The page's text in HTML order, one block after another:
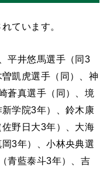
ています。
平井悠馬選手（同3
凱虎選手（同）、神
蒼真選手（同）、境
学院3年）、鈴木康
野日大3年）、大海
3年）、小林央典選
青藍泰斗3年）、吉